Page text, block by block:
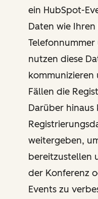
ein HubSpot-
Daten wie Ihren
nutzen diese
kommunizieren
Fällen die
Darüber
weitergeben,
bereitzustellen
der Konferenz
Events zu